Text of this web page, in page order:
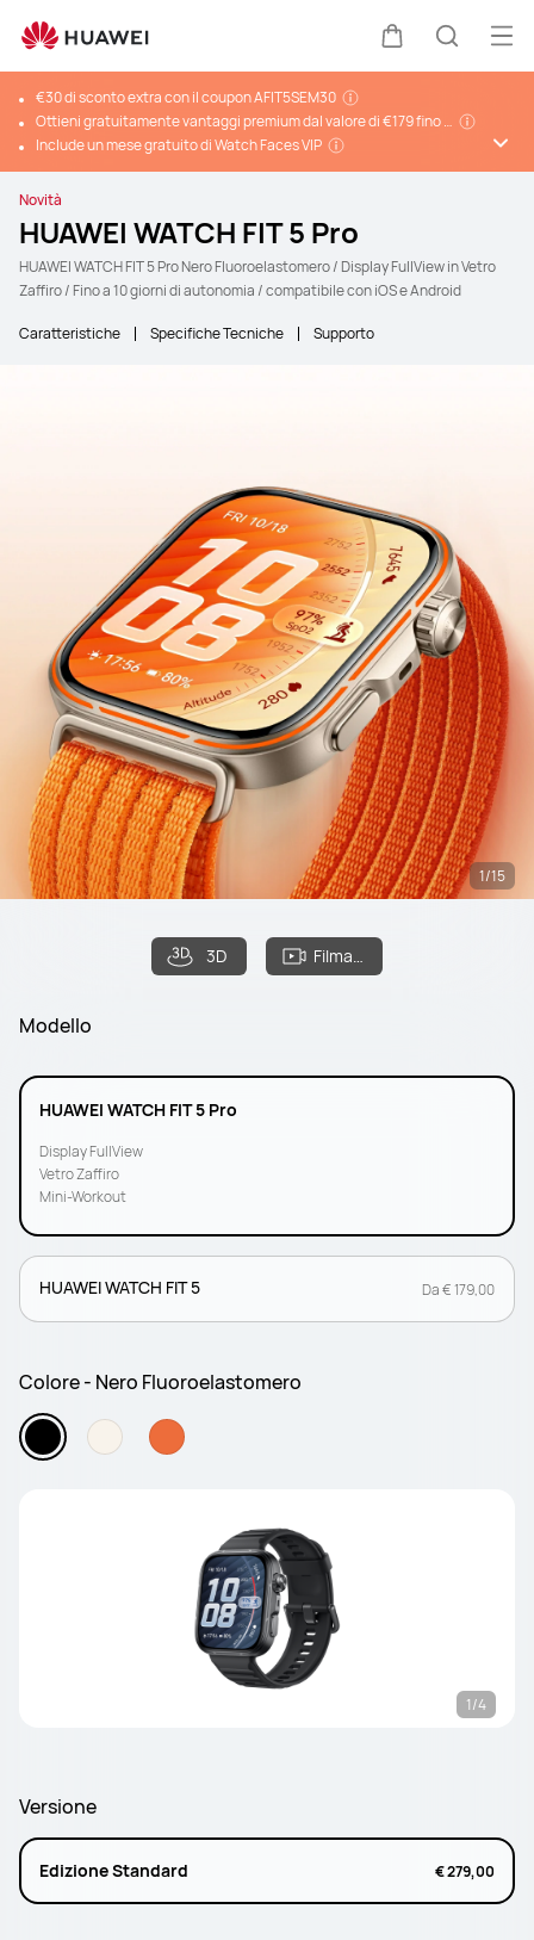
CarrelloRicerca
€30 di sconto extra con il coupon AFIT5SEM30
Ottieni gratuitamente vantaggi premium dal valore di €179 fino a
90 giorni con Multipass
Include un mese gratuito di Watch Faces VIP
Novità
HUAWEI WATCH FIT 5 Pro
HUAWEI WATCH FIT 5 Pro Nero Fluoroelastomero / Display FullView in Vetro
Zaffiro / Fino a 10 giorni di autonomia / compatibile con iOS e Android
Caratteristiche Specifiche Tecniche Supporto
3D Filmato
1/15
Modello
HUAWEI WATCH FIT 5 Pro
Display FullView
Vetro Zaffiro
Mini-Workout
HUAWEI WATCH FIT 5 Da € 179,00
Colore - Nero Fluoroelastomero
1/4
Versione
Edizione Standard € 279,00